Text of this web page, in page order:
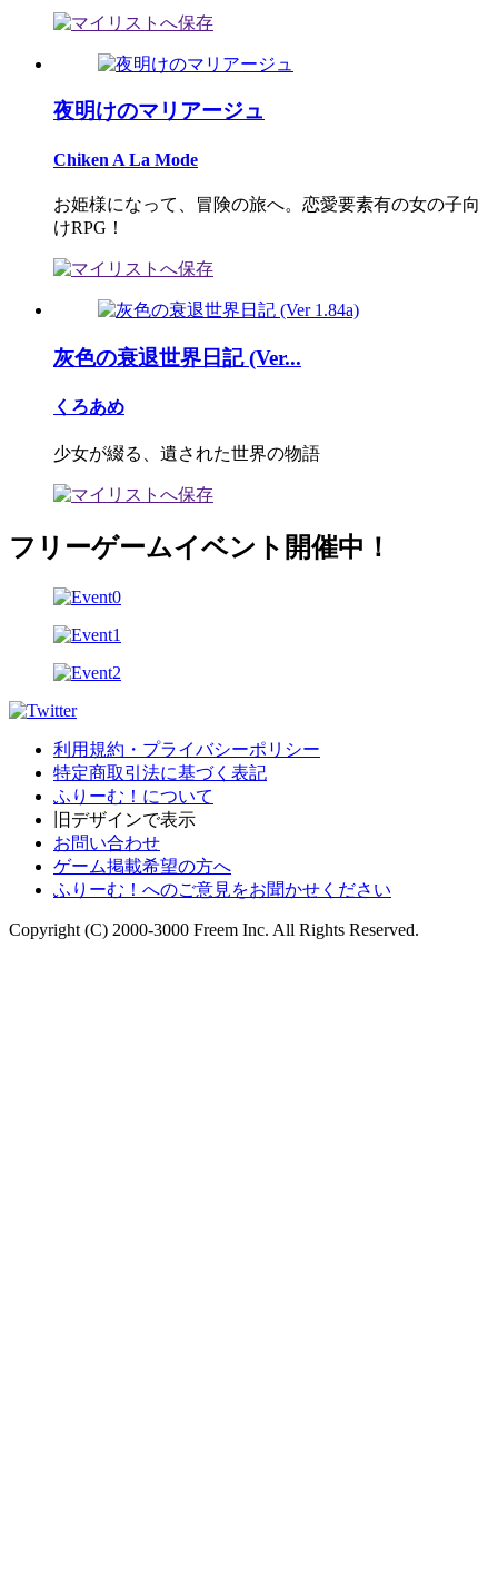
夜明けのマリアージュ
Chiken A La Mode
お姫様になって、冒険の旅へ。恋愛要素有の女の子向
けRPG！
灰色の衰退世界日記 (Ver...
くろあめ
少女が綴る、遺された世界の物語
フリーゲームイベント開催中！
利用規約・プライバシーポリシー
特定商取引法に基づく表記
ふりーむ！について
旧デザインで表示
お問い合わせ
ゲーム掲載希望の方へ
ふりーむ！へのご意見をお聞かせください
Copyright (C) 2000-3000 Freem Inc. All Rights Reserved.